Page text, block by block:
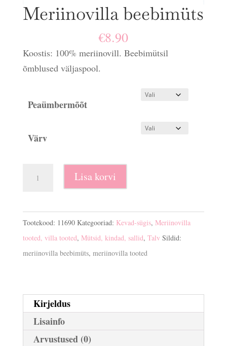
Meriinovilla beebimüts
€8.90
Koostis: 100% meriinovill. Beebimütsil
õmblused väljaspool.
Peaümbermõõt
Värv
Lisa korvi
Tootekood: 11690 Kategooriad: Kevad-sügis, Meriinovilla
tooted, villa tooted, Mütsid, kindad, sallid, Talv Sildid:
meriinovilla beebimüts, meriinovilla tooted
Kirjeldus
Lisainfo
Arvustused (0)